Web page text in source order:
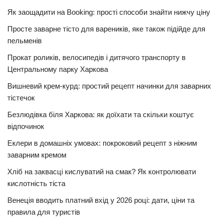
Як заощадити на Booking: прості способи знайти нижчу ціну
Просте заварне тісто для вареників, яке також підійде для
пельменів
Прокат роликів, велосипедів і дитячого транспорту в
Центральному парку Харкова
Вишневий крем-курд: простий рецепт начинки для заварних
тістечок
Безлюдівка біля Харкова: як доїхати та скільки коштує
відпочинок
Еклери в домашніх умовах: покроковий рецепт з ніжним
заварним кремом
Хліб на заквасці кислуватий на смак? Як контролювати
кислотність тіста
Венеція вводить платний вхід у 2026 році: дати, ціни та
правила для туристів